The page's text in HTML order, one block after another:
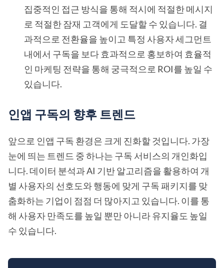
집중적인 접근 방식을 통해 적시에 적절한 메시지
로 적절한 잠재 고객에게 도달할 수 있습니다. 결
과적으로 전환율을 높이고 특정 사용자 세그먼트
내에서 구독을 보다 효과적으로 홍보하여 효율적
인 마케팅 전략을 통해 궁극적으로 ROI를 높일 수
있습니다.
인앱 구독의 향후 트렌드
앞으로 인앱 구독 환경은 크게 진화할 것입니다. 가장
눈에 띄는 트렌드 중 하나는 구독 서비스의 개인화입
니다. 데이터 분석과 AI 기반 알고리즘을 활용하여 개
별 사용자의 선호도와 행동에 맞게 구독 패키지를 맞
춤화하는 기업이 점점 더 많아지고 있습니다. 이를 통
해 사용자 만족도를 높일 뿐만 아니라 유지율도 높일
수 있습니다.